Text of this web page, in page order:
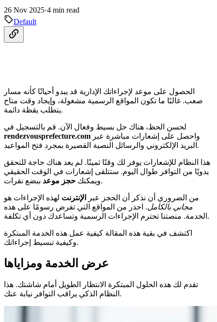
26 Nov 2025·4 min read
Default
الحصول على موعد لإجراءاتك الإدارية قد يبدو أحيانًا كأنه مسار
صعب. غالبًا ما تكون المواقع الرسمية مشغولة، وإيجاد وقت متاح
يتطلب يقظة دائمة.
لحسن الحظ، هناك حل بسيط وفعال الآن. قم بالتسجيل في
rendezvousprefecture.com
البريد الإلكتروني والرسائل النصية القصيرة بمجرد فتح المواعيد.
هذا النظام للإشعارات يوفر لك وقتًا ثمينًا. لم يعد هناك حاجة للتحقق
يدويًا من التوافر طوال اليوم. ستتلقى إشعارات في الوقت الحقيقي
ويمكنك حجز موعد ببضع نقرات.
من الضروري أن نذكر أن الحجز عبر الإنترنت لهذه الإجراءات هو
مجاني بالكامل. احذر من المواقع التي تفرض رسومًا على هذه
الخدمة. منصتنا تحترم الإجراءات الرسمية وتساعدك دون أي تكلفة.
اكتشف في بقية هذه المقالة كيفية عمل هذه الخدمة المبتكرة
وكيفية تبسيط إجراءاتك.
عرض الخدمة ومزاياها
تقدم لك هذه الحلول المبتكرة الانتظار الطويل أمام شاشتك. هذا
النظام الذكي يراقب التوافر نيابة عنك.